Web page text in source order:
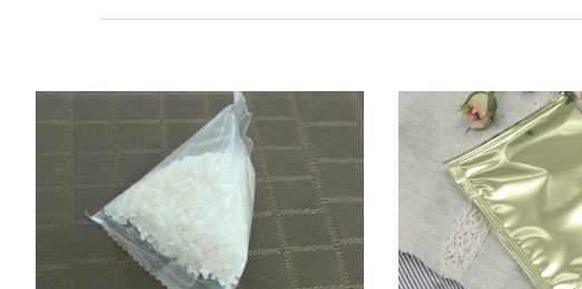
食品を軸に煎茶、抹茶等の茶類卸売、食品卸売の事業
を行っています。